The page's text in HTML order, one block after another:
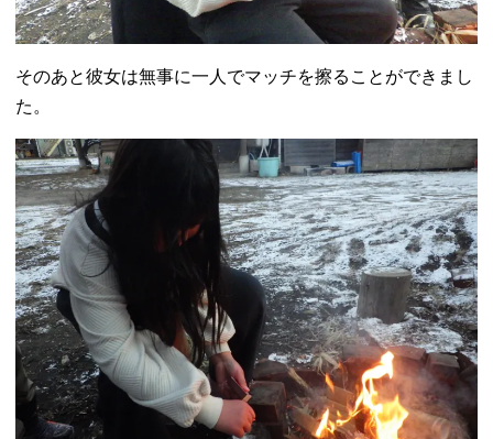
そのあと彼女は無事に一人でマッチを擦ることができまし
た。